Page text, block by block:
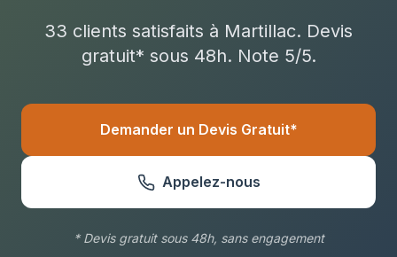
33 clients satisfaits à Martillac. Devis
gratuit* sous 48h. Note 5/5.
Demander un Devis Gratuit*
Appelez-nous
* Devis gratuit sous 48h, sans engagement